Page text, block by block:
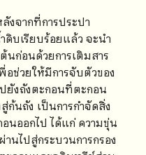
งจากที่การประปา
บเรียบร้อยแล้ว จะนำ
ก่อนด้วยการเติมสาร
อช่วยให้มีการจับตัวของ
ยังถังตะกอนที่ตะกอน
นถัง เป็นการกำจัดสิ่ง
นออกไป ได้แก่ ความขุ่น
นไปสู่กระบวนการกรอง